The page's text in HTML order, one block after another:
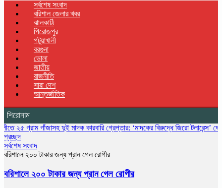
সর্বশেষ সংবাদ
বরিশাল জেলার খবর
ঝালকাঠি
পিরোজপুর
পটুয়াখালী
বরগুনা
ভোলা
জাতীয়
রাজনীতি
সারা দেশ
আন্তর্জাতিক
শিরোনাম
গাঁজাসহ দুই মাদক কারবারি গ্রেপ্তার: ‘মাদকের বিরুদ্ধে জিরো টলারেন্স’ ঘোষণা ওসির
প্রচ্ছদ
সর্বশেষ সংবাদ
বরিশালে ২০০ টাকার জন্য প্রান গেল রোগীর
বরিশালে ২০০ টাকার জন্য প্রান গেল রোগীর